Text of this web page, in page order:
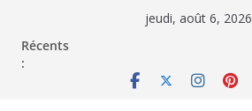
jeudi, août 6, 2026
Récents
: